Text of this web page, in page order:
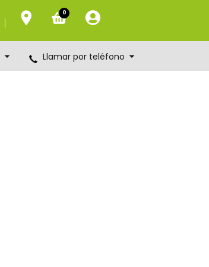
0
Llamar por teléfono